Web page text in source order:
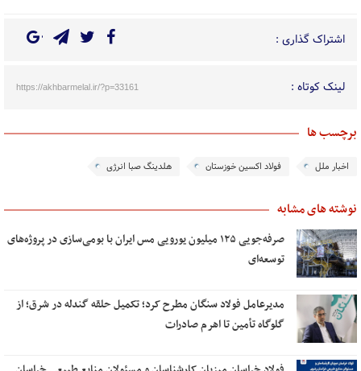
اشتراک گذاری :
لینک کوتاه : https://akhbarmelal.ir/?p=33161
برچسب ها
اخبار ملل فولاد اکسین خوزستان هلدینگ صبا انرژی
نوشته های مشابه
صرفه‌جویی ۱۲۵ میلیون یورویی مس ایران با بومی‌سازی در پروژه‌های
توسعه‌ای
مدیرعامل فولاد سنگان مطرح کرد؛ تکمیل حلقه گندله در شرق؛ از
گلوگاه تأمین تا اهرم صادرات